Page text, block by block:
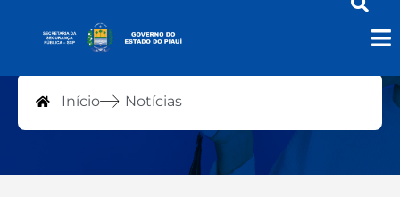
Notícias
Início Notícias